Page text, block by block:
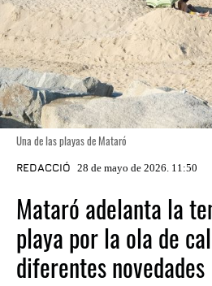
Una de las playas de Mataró
REDACCIÓ 28 de mayo de 2026. 11:50
Mataró adelanta la
playa por la ola de
diferentes novedades